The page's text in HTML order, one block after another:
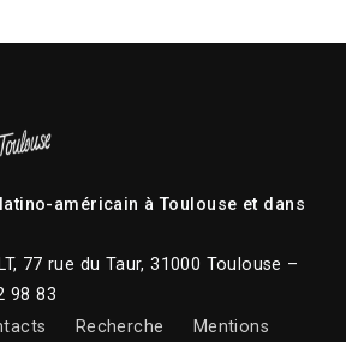
américain à Toulouse et dans
77 rue du Taur, 31000 Toulouse –
98 83
Recherche
Mentions